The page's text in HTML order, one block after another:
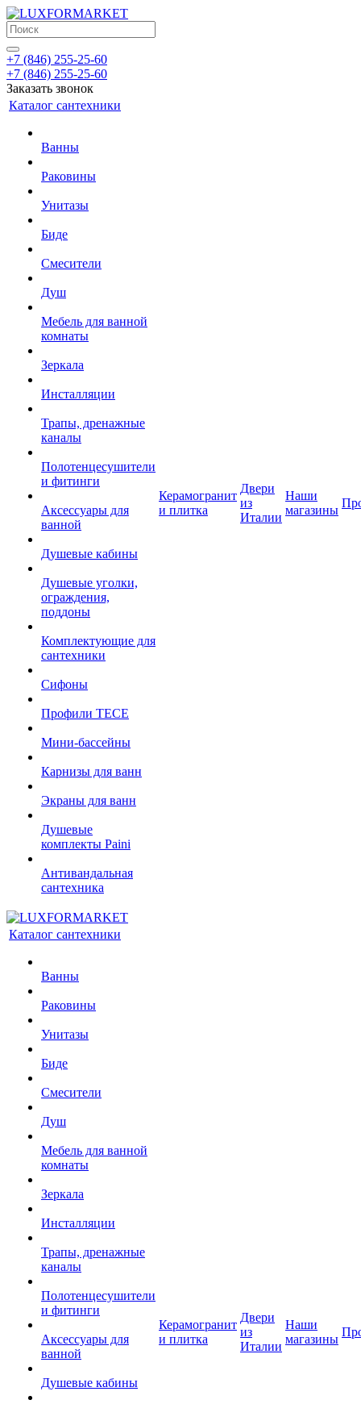
+7 (846) 255-25-60
+7 (846) 255-25-60
Заказать звонок
Каталог сантехники
Ванны
Раковины
Унитазы
Биде
Смесители
Душ
Мебель для ванной
комнаты
Зеркала
Инсталляции
Трапы, дренажные
каналы
Полотенцесушители
и фитинги
Аксессуары для
ванной
Душевые кабины
Душевые уголки,
ограждения,
поддоны
Комплектующие для
сантехники
Сифоны
Профили TECE
Мини-бассейны
Карнизы для ванн
Экраны для ванн
Душевые
комплекты Paini
Антивандальная
сантехника
Керамогранит
и плитка
Двери
из
Италии
Наши
магазины
Каталог сантехники
Ванны
Раковины
Унитазы
Биде
Смесители
Душ
Мебель для ванной
комнаты
Зеркала
Инсталляции
Трапы, дренажные
каналы
Полотенцесушители
и фитинги
Аксессуары для
ванной
Душевые кабины
Керамогранит
и плитка
Двери
из
Италии
Наши
магазины